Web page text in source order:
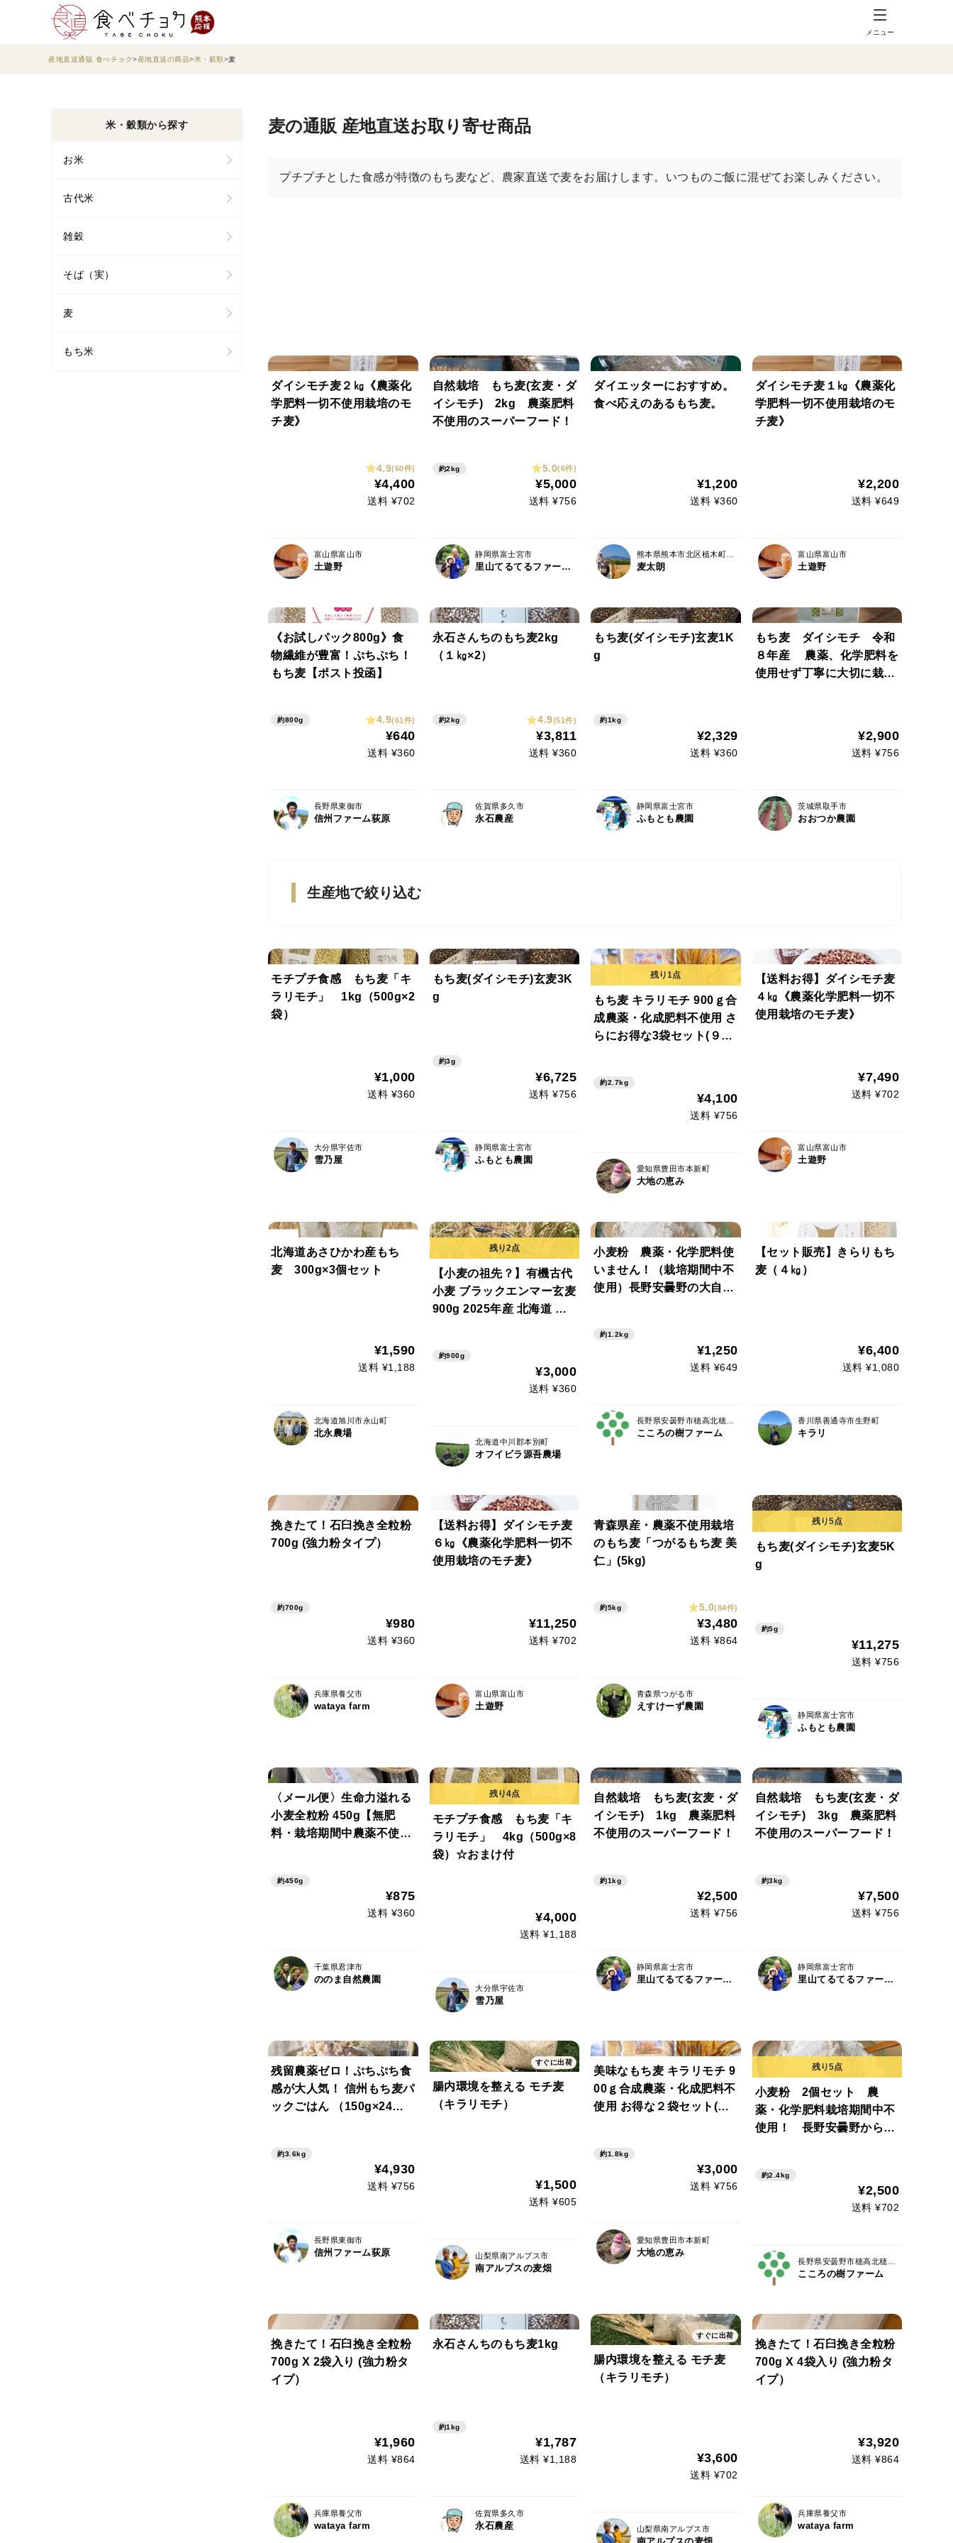
メニュー
産地直送通販 食べチョク 産地直送の商品 米・穀類 麦
麦の通販 産地直送お取り寄せ商品
プチプチとした食感が特徴のもち麦など、農家直送で麦をお届けします。いつものご飯に混ぜてお楽しみください。
ダイシモチ麦２㎏《農薬化
学肥料一切不使用栽培のモ
チ麦》
4.9(60件)
¥4,400
送料 ¥702
富山県富山市
土遊野
自然栽培 もち麦(玄麦・ダ
イシモチ) 2kg 農薬肥料
不使用のスーパーフード！
約2kg 5.0(6件)
¥5,000
送料 ¥756
静岡県富士宮市
里山てるてるファーム（SEEDS）
ダイエッターにおすすめ。
食べ応えのあるもち麦。
¥1,200
送料 ¥360
熊本県熊本市北区植木町鞍掛
麦太朗
ダイシモチ麦１㎏《農薬化
学肥料一切不使用栽培のモ
チ麦》
¥2,200
送料 ¥649
富山県富山市
土遊野
《お試しパック800g》食
物繊維が豊富！ぷちぷち！
もち麦【ポスト投函】
約800g 4.9(61件)
¥640
送料 ¥360
長野県東御市
信州ファーム荻原
永石さんちのもち麦2kg
（１㎏×2）
約2kg 4.9(51件)
¥3,811
送料 ¥360
佐賀県多久市
永石農産
もち麦(ダイシモチ)玄麦1K
g
約1kg
¥2,329
送料 ¥360
静岡県富士宮市
ふもとも農園
もち麦 ダイシモチ 令和
８年産 農薬、化学肥料を
使用せず丁寧に大切に栽培
麦し、発送いたします。
¥2,900
送料 ¥756
茨城県取手市
おおつか農園
モチプチ食感 もち麦「キ
ラリモチ」 1kg（500g×2
袋）
¥1,000
送料 ¥360
大分県宇佐市
雪乃屋
もち麦(ダイシモチ)玄麦3K
g
約3g
¥6,725
送料 ¥756
静岡県富士宮市
ふもとも農園
もち麦 キラリモチ 900ｇ合
成農薬・化成肥料不使用 さ
らにお得な3袋セット(９０
約2.7kg
¥4,100
送料 ¥756
愛知県豊田市本新町
大地の恵み
【送料お得】ダイシモチ麦
４㎏《農薬化学肥料一切不
使用栽培のモチ麦》
¥7,490
送料 ¥702
富山県富山市
土遊野
北海道あさひかわ産もち
麦 300g×3個セット
¥1,590
送料 ¥1,188
北海道旭川市永山町
北永農場
【小麦の祖先？】有機古代
小麦 ブラックエンマー玄麦
900g 2025年産 北海道 十
約900g
¥3,000
送料 ¥360
北海道中川郡本別町
オフイビラ源吾農場
小麦粉 農薬・化学肥料使
いません！（栽培期間中不
使用）長野安曇野の大自然
かなパンが焼けます（ご家
庭用900ｇ）全粒粉用フス
マ（玄麦の皮）300ｇ付
約1.2kg
¥1,250
送料 ¥649
こころの樹ファーム
【セット販売】きらりもち
麦（４㎏）
¥6,400
送料 ¥1,080
香川県善通寺市生野町
キラリ
挽きたて！石臼挽き全粒粉
700g (強力粉タイプ）
約700g
¥980
送料 ¥360
兵庫県養父市
wataya farm
【送料お得】ダイシモチ麦
６㎏《農薬化学肥料一切不
使用栽培のモチ麦》
¥11,250
送料 ¥702
富山県富山市
土遊野
青森県産・農薬不使用栽培
のもち麦「つがるもち麦 美
仁」(5kg)
約5kg 5.0(84件)
¥3,480
送料 ¥864
青森県つがる市
えすけーず農園
もち麦(ダイシモチ)玄麦5K
g
約5g
¥11,275
送料 ¥756
静岡県富士宮市
ふもとも農園
〈メール便〉生命力溢れる
小麦全粒粉 450g【無肥
料・栽培期間中農薬不使用
約450g
¥875
送料 ¥360
千葉県君津市
ののま自然農園
モチプチ食感 もち麦「キ
ラリモチ」 4kg（500g×8
袋）☆おまけ付
¥4,000
送料 ¥1,188
大分県宇佐市
雪乃屋
自然栽培 もち麦(玄麦・ダ
イシモチ) 1kg 農薬肥料
不使用のスーパーフード！
約1kg
¥2,500
送料 ¥756
静岡県富士宮市
里山てるてるファーム（SEEDS）
自然栽培 もち麦(玄麦・ダ
イシモチ) 3kg 農薬肥料
不使用のスーパーフード！
約3kg
¥7,500
送料 ¥756
静岡県富士宮市
里山てるてるファーム（SEEDS）
残留農薬ゼロ！ぷちぷち食
感が大人気！ 信州もち麦パ
ックごはん （150g×24パ
約3.6kg
¥4,930
送料 ¥756
長野県東御市
信州ファーム荻原
すぐに出荷
腸内環境を整える モチ麦
（キラリモチ）
¥1,500
送料 ¥605
山梨県南アルプス市
南アルプスの麦畑
美味なもち麦 キラリモチ 9
00ｇ合成農薬・化成肥料不
使用 お得な２袋セット(９
約1.8kg
¥3,000
送料 ¥756
愛知県豊田市本新町
大地の恵み
小麦粉 2個セット 農
薬・化学肥料栽培期間中不
使用！ 長野安曇野から小
パンが焼けます（ご家庭用
900ｇｘ2個）全粒粉用フス
マ（玄麦の皮）300ｇｘ2個
約2.4kg
¥2,500
送料 ¥702
こころの樹ファーム
挽きたて！石臼挽き全粒粉
700g X 2袋入り (強力粉タ
イプ）
¥1,960
送料 ¥864
兵庫県養父市
wataya farm
永石さんちのもち麦1kg
約1kg
¥1,787
送料 ¥1,188
佐賀県多久市
永石農産
すぐに出荷
腸内環境を整える モチ麦
（キラリモチ）
¥3,600
送料 ¥702
山梨県南アルプス市
挽きたて！石臼挽き全粒粉
700g X 4袋入り (強力粉タ
イプ）
¥3,920
送料 ¥864
兵庫県養父市
wataya farm
生産地で絞り込む
米・穀類から探す
お米
古代米
雑穀
そば（実）
麦
もち米